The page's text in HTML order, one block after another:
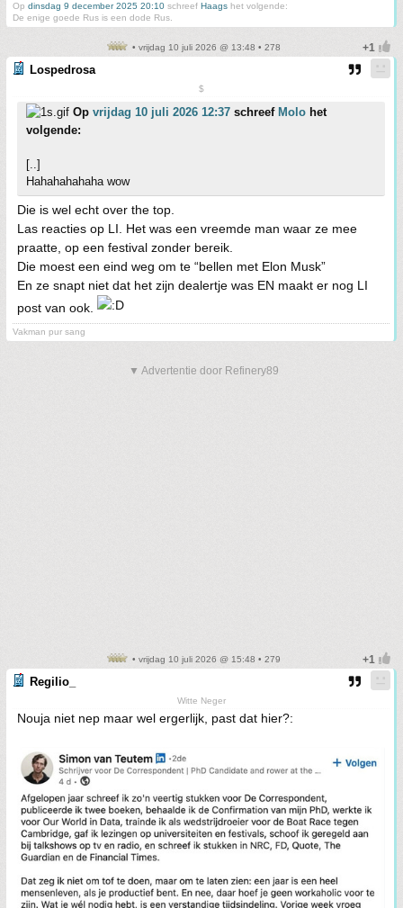
Op dinsdag 9 december 2025 20:10 schreef Haags het volgende:
De enige goede Rus is een dode Rus.
• vrijdag 10 juli 2026 @ 13:48 • 278
Lospedrosa
$
Op vrijdag 10 juli 2026 12:37 schreef Molo het
volgende:
[..]
Hahahahahaha wow
Die is wel echt over the top.
Las reacties op LI. Het was een vreemde man waar ze mee
praatte, op een festival zonder bereik.
Die moest een eind weg om te “bellen met Elon Musk”
En ze snapt niet dat het zijn dealertje was EN maakt er nog LI
post van ook.
Vakman pur sang
▼ Advertentie door Refinery89
• vrijdag 10 juli 2026 @ 15:48 • 279
Regilio_
Witte Neger
Nouja niet nep maar wel ergerlijk, past dat hier?: